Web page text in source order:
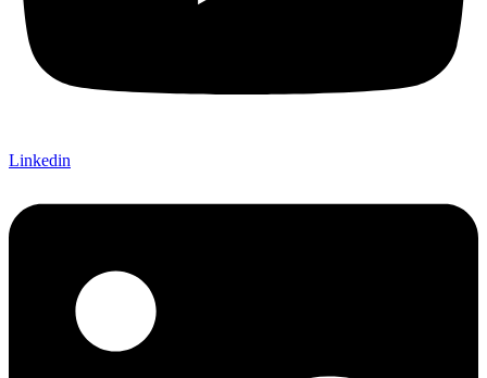
Linkedin